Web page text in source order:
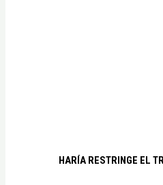
HARÍA RESTRINGE EL